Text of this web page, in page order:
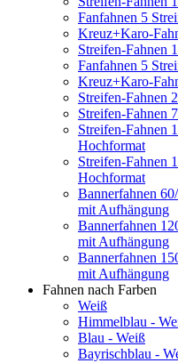
Fanfahnen 5
Kreuz+Karo-
Streifen-Fahnen
Fanfahnen 5
Kreuz+Karo-
Streifen-Fahnen
Streifen-Fahnen
Streifen-Fahnen
Hochformat
Streifen-Fahnen
Hochformat
Bannerfahnen
mit Aufhängung
Bannerfahnen
mit Aufhängung
Bannerfahnen
mit Aufhängung
Fahnen nach Farben
Weiß
Himmelblau -
Blau - Weiß
Bayrischblau -